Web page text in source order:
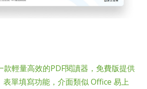
款輕量高效的PDF閱讀器，免費版提供
表單填寫功能，介面類似 Office 易上